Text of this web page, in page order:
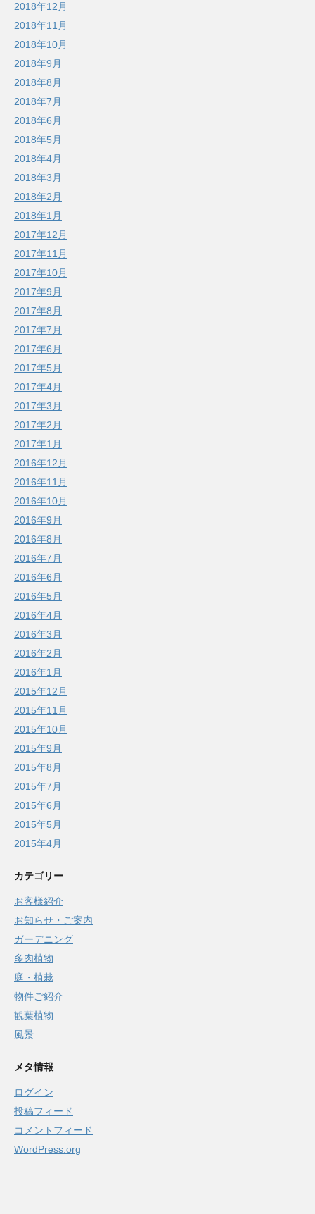
2018年12月
2018年11月
2018年10月
2018年9月
2018年8月
2018年7月
2018年6月
2018年5月
2018年4月
2018年3月
2018年2月
2018年1月
2017年12月
2017年11月
2017年10月
2017年9月
2017年8月
2017年7月
2017年6月
2017年5月
2017年4月
2017年3月
2017年2月
2017年1月
2016年12月
2016年11月
2016年10月
2016年9月
2016年8月
2016年7月
2016年6月
2016年5月
2016年4月
2016年3月
2016年2月
2016年1月
2015年12月
2015年11月
2015年10月
2015年9月
2015年8月
2015年7月
2015年6月
2015年5月
2015年4月
カテゴリー
お客様紹介
お知らせ・ご案内
ガーデニング
多肉植物
庭・植栽
物件ご紹介
観葉植物
風景
メタ情報
ログイン
投稿フィード
コメントフィード
WordPress.org